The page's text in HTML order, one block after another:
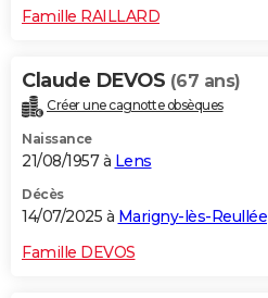
CARTE DE VOEUX
Dictionnaire
Biographies
Citations
Expressions
Proverbes
PROGRAMME TV
COPAINS D'AVANT
S'inscrire
Se connecter
Lycées
Collèges
Primaires
Universités
Entreprises
Service militaire
Avis de recherche
AVIS DE DÉCÈS
Famille RAILLARD
Claude DEVOS (67 ans)
Créer une cagnotte obsèques
Naissance
21/08/1957 à Lens
Décès
14/07/2025 à Marigny-lès-Reullée
Famille DEVOS